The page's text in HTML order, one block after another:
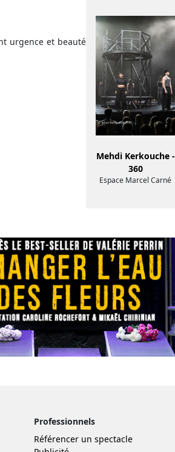
urgence et beauté
Mehdi Kerkouche -
360
Espace Marcel Carné
Professionnels
Référencer un spectacle